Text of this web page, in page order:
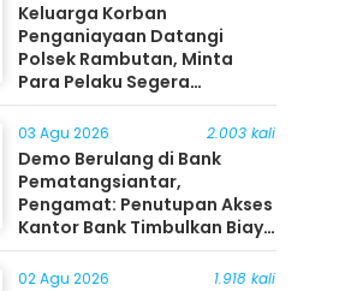
Keluarga Korban
Penganiayaan Datangi
Polsek Rambutan, Minta
Para Pelaku Segera
Ditangkap
03 Agu 2026 2.003 kali
Demo Berulang di Bank
Pematangsiantar,
Pengamat: Penutupan Akses
Kantor Bank Timbulkan Biaya
Ekonomi bagi Masyarakat
02 Agu 2026 1.918 kali